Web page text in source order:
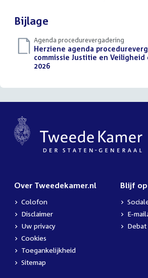
Bijlage
Agenda procedurevergadering
Download
bestand:
Herziene agenda
commissie Justitie en Veiligheid
2026(PDF)
Over Tweedekamer.nl
Colofon
Disclaimer
Uw privacy
Cookies
Toegankelijkheid
Sitemap
Blijf
E-